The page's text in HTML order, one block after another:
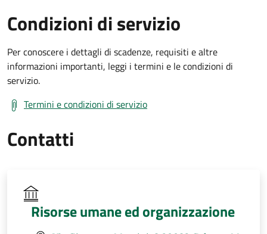
Condizioni di servizio
Per conoscere i dettagli di scadenze, requisiti e altre
informazioni importanti, leggi i termini e le condizioni di
servizio.
Termini e condizioni di servizio
Contatti
Risorse umane ed organizzazione